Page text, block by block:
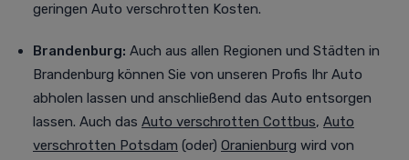
geringen Auto verschrotten Kosten.
Brandenburg: Auch aus allen Regionen und Städten in
Brandenburg können Sie von unseren Profis Ihr Auto
abholen lassen und anschließend das Auto entsorgen
lassen. Auch das Auto verschrotten Cottbus, Auto
verschrotten Potsdam (oder) Oranienburg wird von